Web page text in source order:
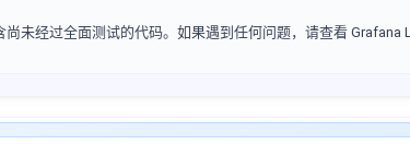
尚未经过全面测试的代码。如果遇到任何问题，请查看 Grafana